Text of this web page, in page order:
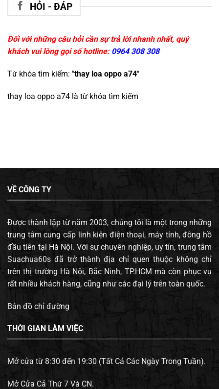
HỎI - ĐÁP
Đối với những câu hỏi cần sự trả lời nhanh nhất, quý
khách vui lòng gọi số hotline: 0964 308 308
Từ khóa tìm kiếm: "thay loa oppo a74"
thay loa oppo a74 là từ khóa tìm kiếm
VỀ CÔNG TY
Được thành lập từ năm 2003, chúng tôi là một trong những
trung tâm cung cấp linh kiện điện thoại, máy tính, đông hồ
đầu tiên tại Hà Nội. Với sự chuyên nghiệp, uy tín, trung tâm
Suachua60s đã trở thành địa chỉ quen thuộc không chỉ
trên thị trường Hà Nội, Bắc Ninh, TP.HCM mà còn phục vụ
rất nhiều khách hàng, cũng như các đại lý trên toàn quốc.
Bản đồ chỉ đường
THỜI GIAN LÀM VIỆC
Mở cửa từ 8:30 đến 19:30 (Tất Cả Các Ngày Trong Tuần).
Mở Cửa Cả Thứ 7 Và CN.